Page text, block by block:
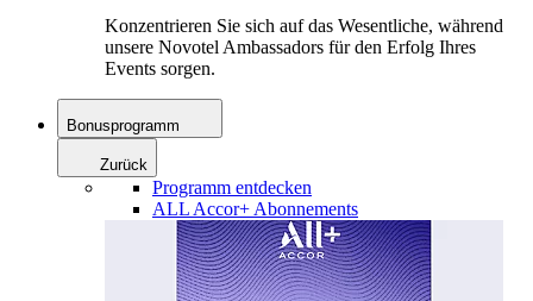
Konzentrieren Sie sich auf das Wesentliche, während
unsere Novotel Ambassadors für den Erfolg Ihres
Events sorgen.
Bonusprogramm
Zurück
Programm entdecken
ALL Accor+ Abonnements